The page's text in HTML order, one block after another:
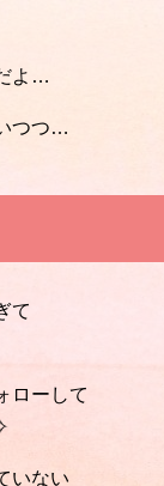
よ…
つつ…
て
ローして
いない